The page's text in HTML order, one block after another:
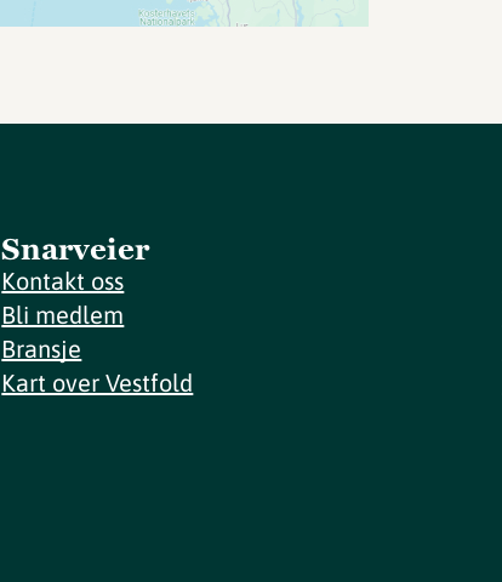
Snarveier
Kontakt oss
Bli medlem
Bransje
Kart over Vestfold